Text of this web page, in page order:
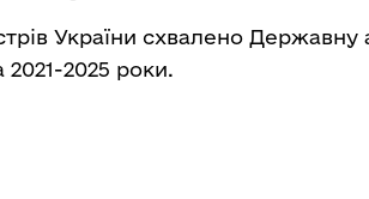
України схвалено
2021-2025 роки.